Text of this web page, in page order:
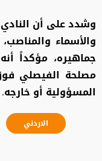
وشدد على أن
والأسماء
جماهيره، مؤكداً
مصلحة الفيصلي
المسؤولية أو خارجه.
الاردني